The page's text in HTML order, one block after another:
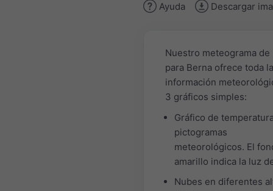
Ayuda Descargar
Nuestro meteograma de
para Berna ofrece toda la
información
3 gráficos simples:
Gráfico de
pictogramas
meteorológicos. El
amarillo indica la luz
Nubes en diferentes